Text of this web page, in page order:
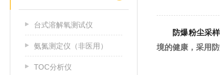
台式溶解氧测试仪
氨氮测定仪（非医用）
TOC分析仪
防爆粉尘采
境的健康，采用